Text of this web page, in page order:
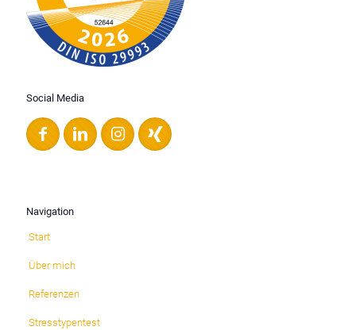
Navigation
Start
Über mich
Referenzen
Stresstypentest
Social Media